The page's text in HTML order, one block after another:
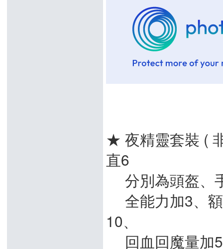
★ 夜精靈套裝 (
直6
分別為頭盔、
全能力加3、
10、
回血回魔量加